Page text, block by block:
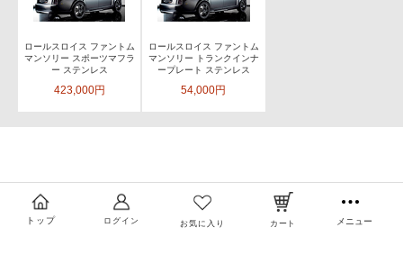
ロールスロイス ファントム
マンソリー スポーツマフラ
ー ステンレス
423,000円
ロールスロイス ファントム
マンソリー トランクインナ
ープレート ステンレス
54,000円
トップ ログイン お気に入り カート メニュー